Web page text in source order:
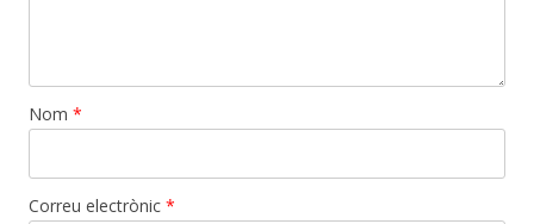
Nom *
Correu electrònic *